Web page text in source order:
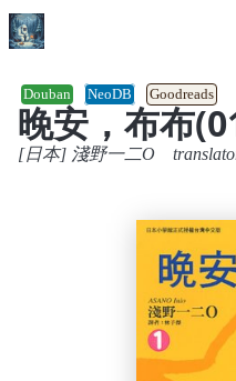
晚安，布布
Douban NeoDB Goodreads
[日本] 淺野一二O